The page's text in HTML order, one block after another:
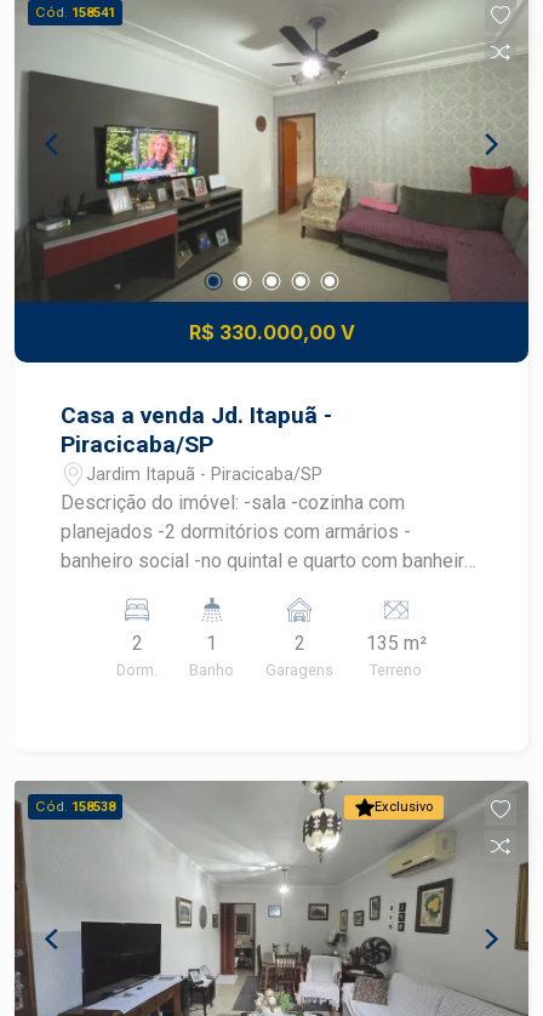
os futuros proprietários, tornando o imóvel uma
excelente oportunidade tanto para quem busca
uma residência pronta para morar quanto para
investidores que desejam transformar o espaço
em um endereço comercial de destaque.
Destaques do imóvel: * 3 dormitórios, sendo 1
suíte * Sala ampla com excelente integração dos
ambientes * Cozinha funcional * Lavanderia
coberta externa * Quintal amplo com múltiplas
possibilidades de uso * Pisos novos * Projeto
de iluminação * Infraestrutura preparada para
instalação de ar-condicionado * Espaço para
potencial para uso residencial ou comercial
Agende sua visita e descubra todo o potencial
deste imóvel!
Cód. 158541
R$ 330.000,00 V
Casa a venda Jd. Itapuã -
Piracicaba/SP
Jardim Itapuã - Piracicaba/SP
Descrição do imóvel: -sala -cozinha com
planejados -2 dormitórios com armários -
banheiro social -no quintal e quarto com banheiro
Consulte um especialista Frias Neto! Agende sua
2
Dorm.
1
Banho
2
Garagens
135 m²
Terreno
Exclusivo
Cód. 158538